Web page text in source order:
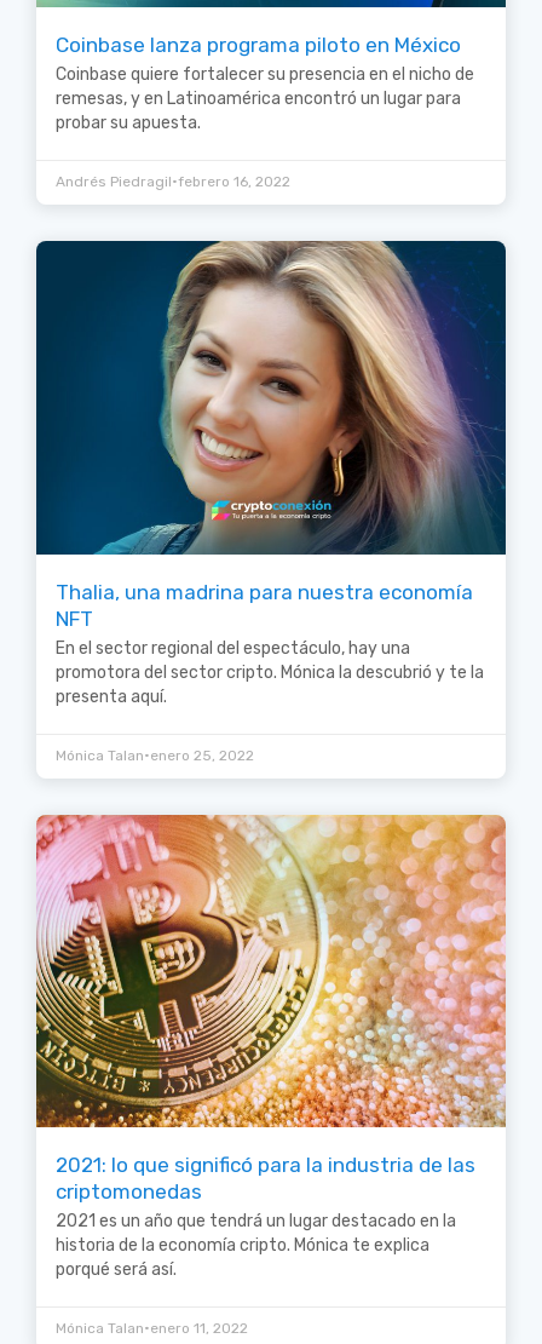
Coinbase lanza programa piloto en México
Coinbase quiere fortalecer su presencia en el nicho de
remesas, y en Latinoamérica encontró un lugar para
probar su apuesta.
Andrés Piedragil•febrero 16, 2022
Thalia, una madrina para nuestra economía
NFT
En el sector regional del espectáculo, hay una
promotora del sector cripto. Mónica la descubrió y te la
presenta aquí.
Mónica Talan•enero 25, 2022
2021: lo que significó para la industria de las
criptomonedas
2021 es un año que tendrá un lugar destacado en la
historia de la economía cripto. Mónica te explica
porqué será así.
Mónica Talan•enero 11, 2022